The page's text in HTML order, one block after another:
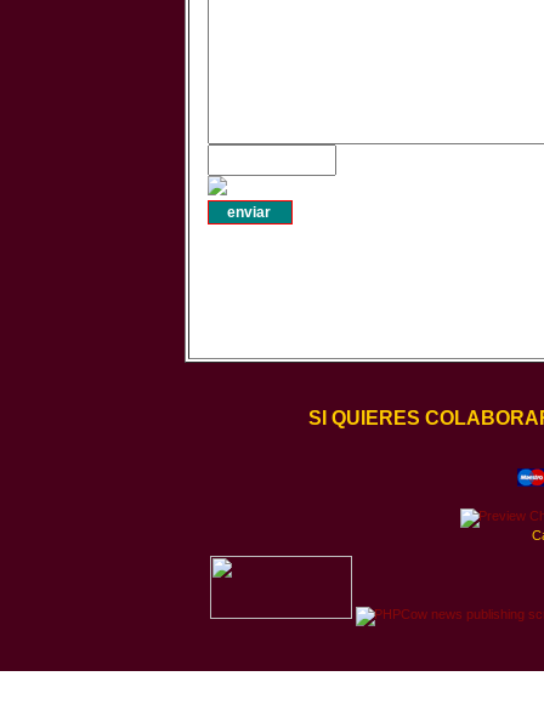
SI QUIERES